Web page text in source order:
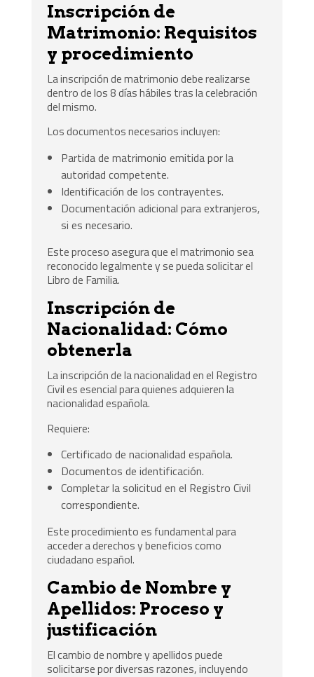
Inscripción de
Matrimonio: Requisitos
y procedimiento
La inscripción de matrimonio debe realizarse
dentro de los 8 días hábiles tras la celebración
del mismo.
Los documentos necesarios incluyen:
Partida de matrimonio emitida por la
autoridad competente.
Identificación de los contrayentes.
Documentación adicional para extranjeros,
si es necesario.
Este proceso asegura que el matrimonio sea
reconocido legalmente y se pueda solicitar el
Libro de Familia.
Inscripción de
Nacionalidad: Cómo
obtenerla
La inscripción de la nacionalidad en el Registro
Civil es esencial para quienes adquieren la
nacionalidad española.
Requiere:
Certificado de nacionalidad española.
Documentos de identificación.
Completar la solicitud en el Registro Civil
correspondiente.
Este procedimiento es fundamental para
acceder a derechos y beneficios como
ciudadano español.
Cambio de Nombre y
Apellidos: Proceso y
justificación
El cambio de nombre y apellidos puede
solicitarse por diversas razones, incluyendo